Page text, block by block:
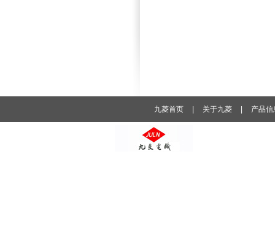
九菱首页 关于九菱 产品信